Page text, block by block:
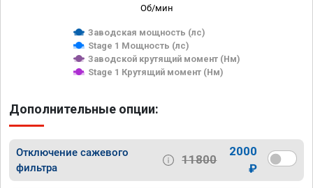
Об/мин
Заводская мощность (лс)
Stage 1 Мощность (лс)
Заводской крутящий момент (Нм)
Stage 1 Крутящий момент (Нм)
Дополнительные опции:
Отключение сажевого
фильтра
11800
2000
₽